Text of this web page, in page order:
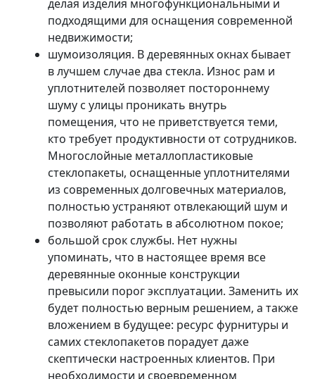
делая изделия многофункциональными и
подходящими для оснащения современной
недвижимости;
шумоизоляция. В деревянных окнах бывает
в лучшем случае два стекла. Износ рам и
уплотнителей позволяет постороннему
шуму с улицы проникать внутрь
помещения, что не приветствуется теми,
кто требует продуктивности от сотрудников.
Многослойные металлопластиковые
стеклопакеты, оснащенные уплотнителями
из современных долговечных материалов,
полностью устраняют отвлекающий шум и
позволяют работать в абсолютном покое;
большой срок службы. Нет нужны
упоминать, что в настоящее время все
деревянные оконные конструкции
превысили порог эксплуатации. Заменить их
будет полностью верным решением, а также
вложением в будущее: ресурс фурнитуры и
самих стеклопакетов порадует даже
скептически настроенных клиентов. При
необходимости и своевременном